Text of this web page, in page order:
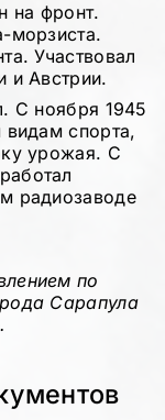
на фронт.
морзиста.
Участвовал
и Австрии.
С ноября 1945
спорта,
урожая. С
радиозаводе
по
Сарапула